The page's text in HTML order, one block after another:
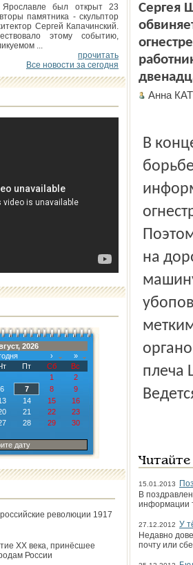
был открыт 23
памятника - скульптор
Сергей Капачинский.
этому событию,
...
прочитать
Все новости за сегодня
2026
›
»
Пт Сб
Вс
1
2
6 7 8
9
14 15
16
21 22
23
28 29
30
дату
революции 1917
ХХ века, принёсшее
России
Сергея
Анна
В
на
плеча
15.01.2013
В
информации
27.12.2012 У
Недавно
почту или